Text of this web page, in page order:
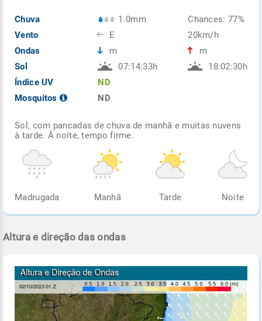
Chuva
Vento
Ondas
Sol
Índice UV
Mosquitos
1.0mm
E
m
07:14:33h
ND
ND
Chances: 77%
20km/h
m
18:02:30h
Sol, com pancadas de chuva de manhã e muitas nuvens
à tarde. À noite, tempo firme.
Madrugada Manhã Tarde Noite
Altura e direção das ondas